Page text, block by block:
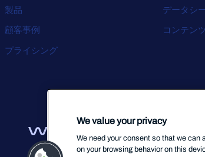
製品
顧客事例
プライシング
データシ
コンテン
We value your privacy
We need your consent so that we
on your browsing behavior on this